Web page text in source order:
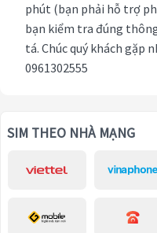
phút (bạn phải hỗ trợ
bạn kiểm tra đúng
tá. Chúc quý khách gặp
0961302555
SIM THEO NHÀ MẠNG